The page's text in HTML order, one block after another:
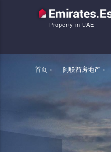
Property in UAE
首页 › 阿联酋房地产 ›